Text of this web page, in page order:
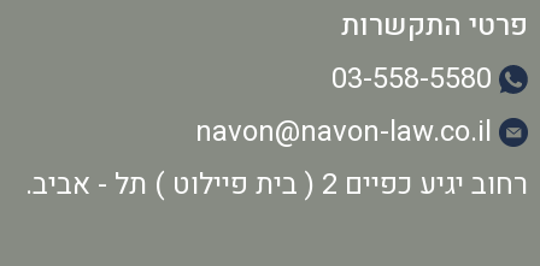
פרטי התקשרות
03-558-5580
navon@navon-law.co.il
רחוב יגיע כפיים 2 ( בית פיילוט ) תל - אביב.